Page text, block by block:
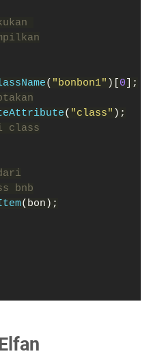
( "bonbon1" )[ 0 ];
( "class" );
class
bnb
(bon);